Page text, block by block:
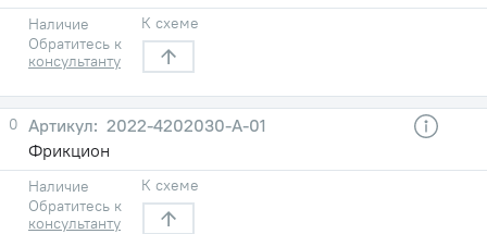
Наличие
Обратитесь к
консультанту
К схеме
0
2022-4202030-А-01
Фрикцион
Наличие
Обратитесь к
консультанту
К схеме